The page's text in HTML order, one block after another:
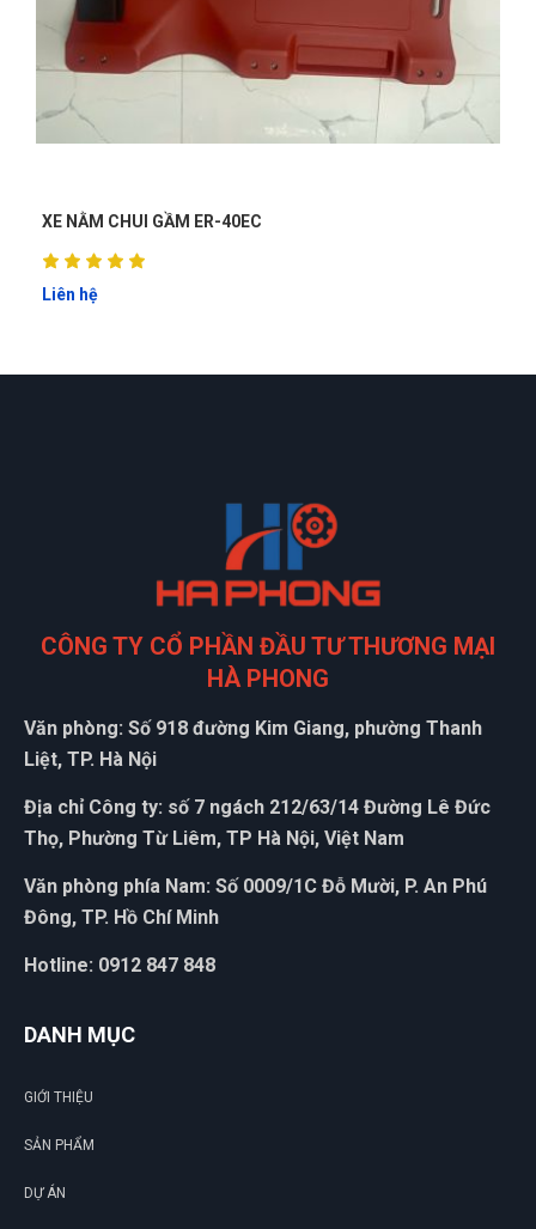
XE NẰM CHUI GẦM ER-40EC
Liên hệ
CÔNG TY CỔ PHẦN ĐẦU TƯ THƯƠNG MẠI
HÀ PHONG
Văn phòng: Số 918 đường Kim Giang, phường Thanh
Liệt, TP. Hà Nội
Địa chỉ Công ty: số 7 ngách 212/63/14 Đường Lê Đức
Thọ, Phường Từ Liêm, TP Hà Nội, Việt Nam
Văn phòng phía Nam: Số 0009/1C Đỗ Mười, P. An Phú
Đông, TP. Hồ Chí Minh
Hotline: 0912 847 848
DANH MỤC
GIỚI THIỆU
SẢN PHẨM
DỰ ÁN